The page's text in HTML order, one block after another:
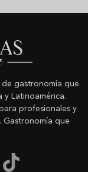
gastronomía que
y Latinoamérica.
profesionales y
Gastronomía que